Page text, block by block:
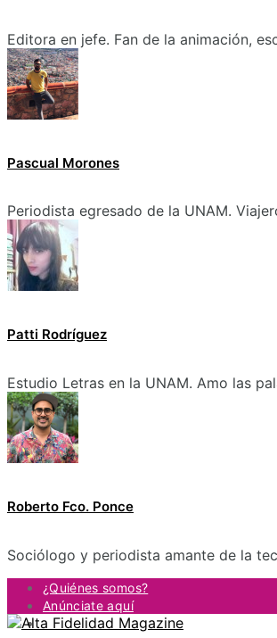
Editora en jefe. Fan de la animación,
Pascual Morones
Periodista egresado de la UNAM.
Patti Rodríguez
Estudio Letras en la UNAM. Amo las
Roberto Fco. Ponce
Sociólogo y periodista amante de la
¿Quiénes somos?
Anúnciate aquí
Contacto